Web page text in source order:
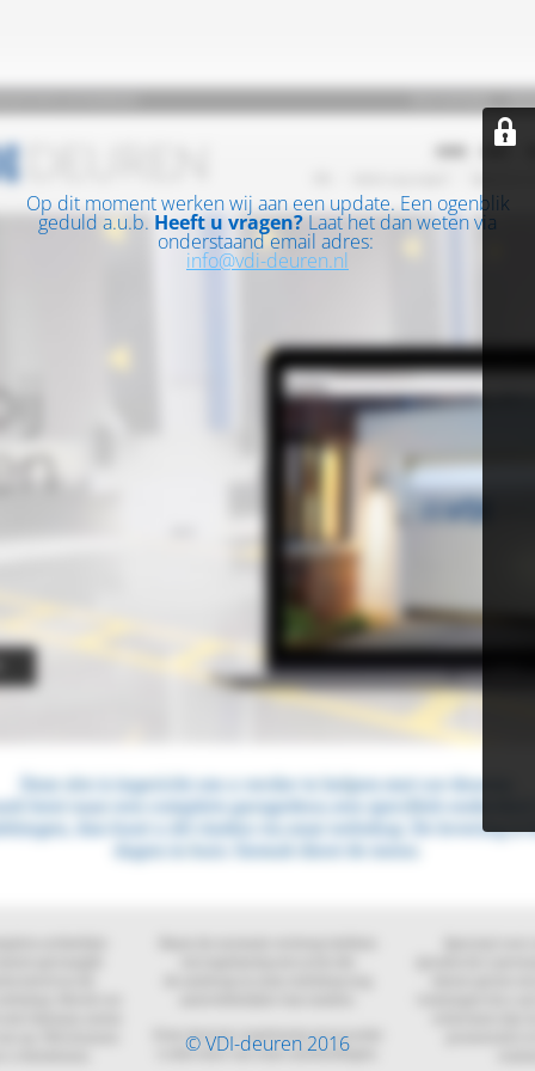
Op dit moment werken wij aan een update. Een ogenblik
geduld a.u.b. Heeft u vragen? Laat het dan weten via
onderstaand email adres:
info@vdi-deuren.nl
© VDI-deuren 2016